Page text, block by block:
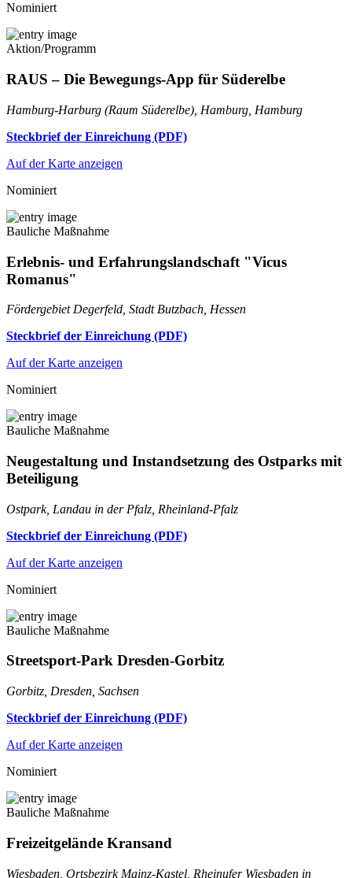
Nominiert
Aktion/Programm
RAUS – Die Bewegungs-App für Süderelbe
Hamburg-Harburg (Raum Süderelbe), Hamburg, Hamburg
Steckbrief der Einreichung (PDF)
Auf der Karte anzeigen
Nominiert
Bauliche Maßnahme
Erlebnis- und Erfahrungslandschaft "Vicus
Romanus"
Fördergebiet Degerfeld, Stadt Butzbach, Hessen
Steckbrief der Einreichung (PDF)
Auf der Karte anzeigen
Nominiert
Bauliche Maßnahme
Neugestaltung und Instandsetzung des Ostparks mit
Beteiligung
Ostpark, Landau in der Pfalz, Rheinland-Pfalz
Steckbrief der Einreichung (PDF)
Auf der Karte anzeigen
Nominiert
Bauliche Maßnahme
Streetsport-Park Dresden-Gorbitz
Gorbitz, Dresden, Sachsen
Steckbrief der Einreichung (PDF)
Auf der Karte anzeigen
Nominiert
Bauliche Maßnahme
Freizeitgelände Kransand
Wiesbaden, Ortsbezirk Mainz-Kastel, Rheinufer Wiesbaden in